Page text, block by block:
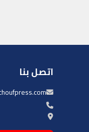
اتصل بنا